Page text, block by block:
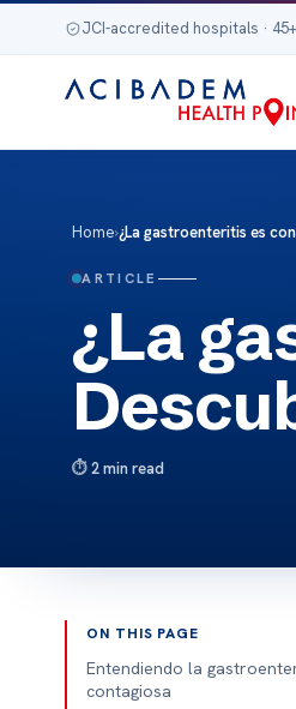
JCI-accredited hospitals ·
Home›¿La gastroenteritis es
ARTICLE
¿La
2 min read
ON THIS PAGE
Entendiendo la
contagiosa